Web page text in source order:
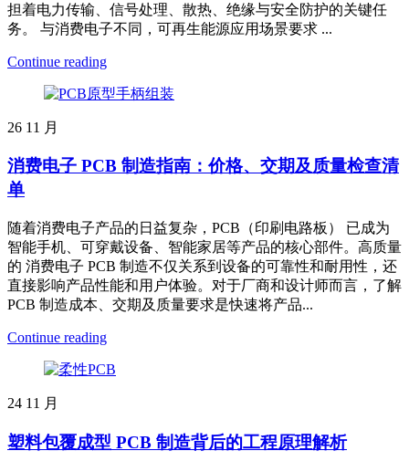
担着电力传输、信号处理、散热、绝缘与安全防护的关键任
务。 与消费电子不同，可再生能源应用场景要求 ...
Continue reading
26 11 月
消费电子 PCB 制造指南：价格、交期及质量检查清
单
随着消费电子产品的日益复杂，PCB（印刷电路板） 已成为
智能手机、可穿戴设备、智能家居等产品的核心部件。高质量
的 消费电子 PCB 制造不仅关系到设备的可靠性和耐用性，还
直接影响产品性能和用户体验。对于厂商和设计师而言，了解
PCB 制造成本、交期及质量要求是快速将产品...
Continue reading
24 11 月
塑料包覆成型 PCB 制造背后的工程原理解析